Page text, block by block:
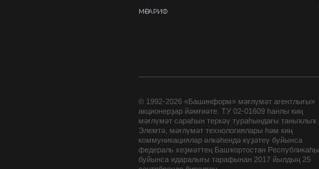
МӘҒАРИФ
© 1992-2026 «Башинформ» мәғлүмәт агентлығы»
акционерҙар йәмғиәте. ТУ 02-01609 һанлы киң
мәғлүмәт сараһын теркәү тураһындағы таныҡлыҡ
Элемтә, мәғлүмәт технологиялары һәм киң
коммуникациялар өлкәһендә күҙәтеү буйынса
федераль хеҙмәттең Башҡортостан Республикаһы
буйынса идаралығы тарафынан 2017 йылдың 25